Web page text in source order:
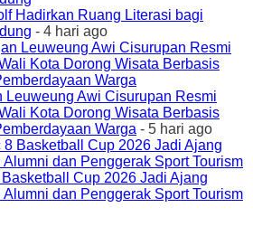
Hadirkan Ruang Literasi bagi
- 4 hari ago
Leuweung Awi Cisurupan Resmi
Kota Dorong Wisata Berbasis
Warga - 5 hari ago
Cup 2026 Jadi Ajang
Alumni dan Penggerak Sport Tourism